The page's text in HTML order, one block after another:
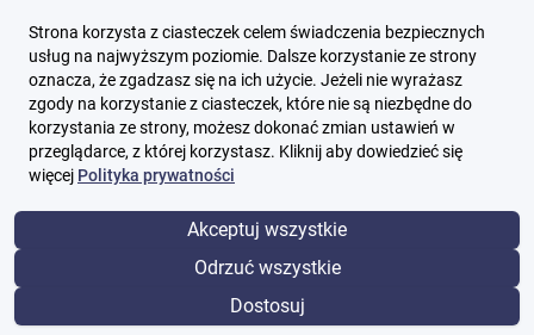
Strona korzysta z ciasteczek celem świadczenia bezpiecznych
usług na najwyższym poziomie. Dalsze korzystanie ze strony
oznacza, że zgadzasz się na ich użycie. Jeżeli nie wyrażasz
zgody na korzystanie z ciasteczek, które nie są niezbędne do
korzystania ze strony, możesz dokonać zmian ustawień w
przeglądarce, z której korzystasz. Kliknij aby dowiedzieć się
więcej Polityka prywatności
Akceptuj wszystkie
Odrzuć wszystkie
Dostosuj